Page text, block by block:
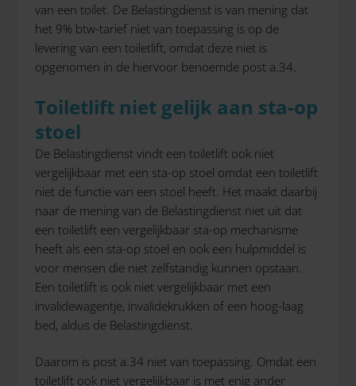
van een toilet. De Belastingdienst is van mening dat
het 9% btw-tarief niet van toepassing is op de
levering van een toiletlift, omdat deze niet is
opgenomen in de hiervoor benoemde post a.34.
Toiletlift niet gelijk aan sta-op
stoel
De Belastingdienst vindt een toiletlift ook niet
vergelijkbaar met een sta-op stoel omdat een toiletlift
niet de functie van een stoel heeft. Het maakt daarbij
naar de mening van de Belastingdienst niet uit dat
een toiletlift een vergelijkbaar sta-op mechanisme
heeft als een sta-op stoel en ook een hulpmiddel is
voor mensen die niet zelfstandig kunnen opstaan.
Een toiletlift is ook niet vergelijkbaar met een
invalidewagentje, invalidekrukken of een hoog-laag
bed, aldus de Belastingdienst.
Daarom is post a.34 niet van toepassing. Omdat een
toiletlift ook niet vergelijkbaar is met enig ander